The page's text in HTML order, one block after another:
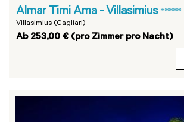
Almar Timi Ama - Villasimius *****
Villasimius (Cagliari)
Ab 253,00 € (pro Zimmer pro Nacht)